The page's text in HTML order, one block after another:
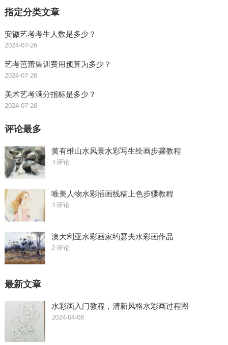
指定分类文章
安徽艺考考生人数是多少？
2024-07-26
艺考芭蕾集训费用预算为多少？
2024-07-26
美术艺考满分指标是多少？
2024-07-26
评论最多
黄有维山水风景水彩写生绘画步骤教程
3 评论
唯美人物水彩插画线稿上色步骤教程
3 评论
澳大利亚水彩画家约瑟夫水彩画作品
2 评论
最新文章
水彩画入门教程，清新风格水彩画过程图
2024-04-08